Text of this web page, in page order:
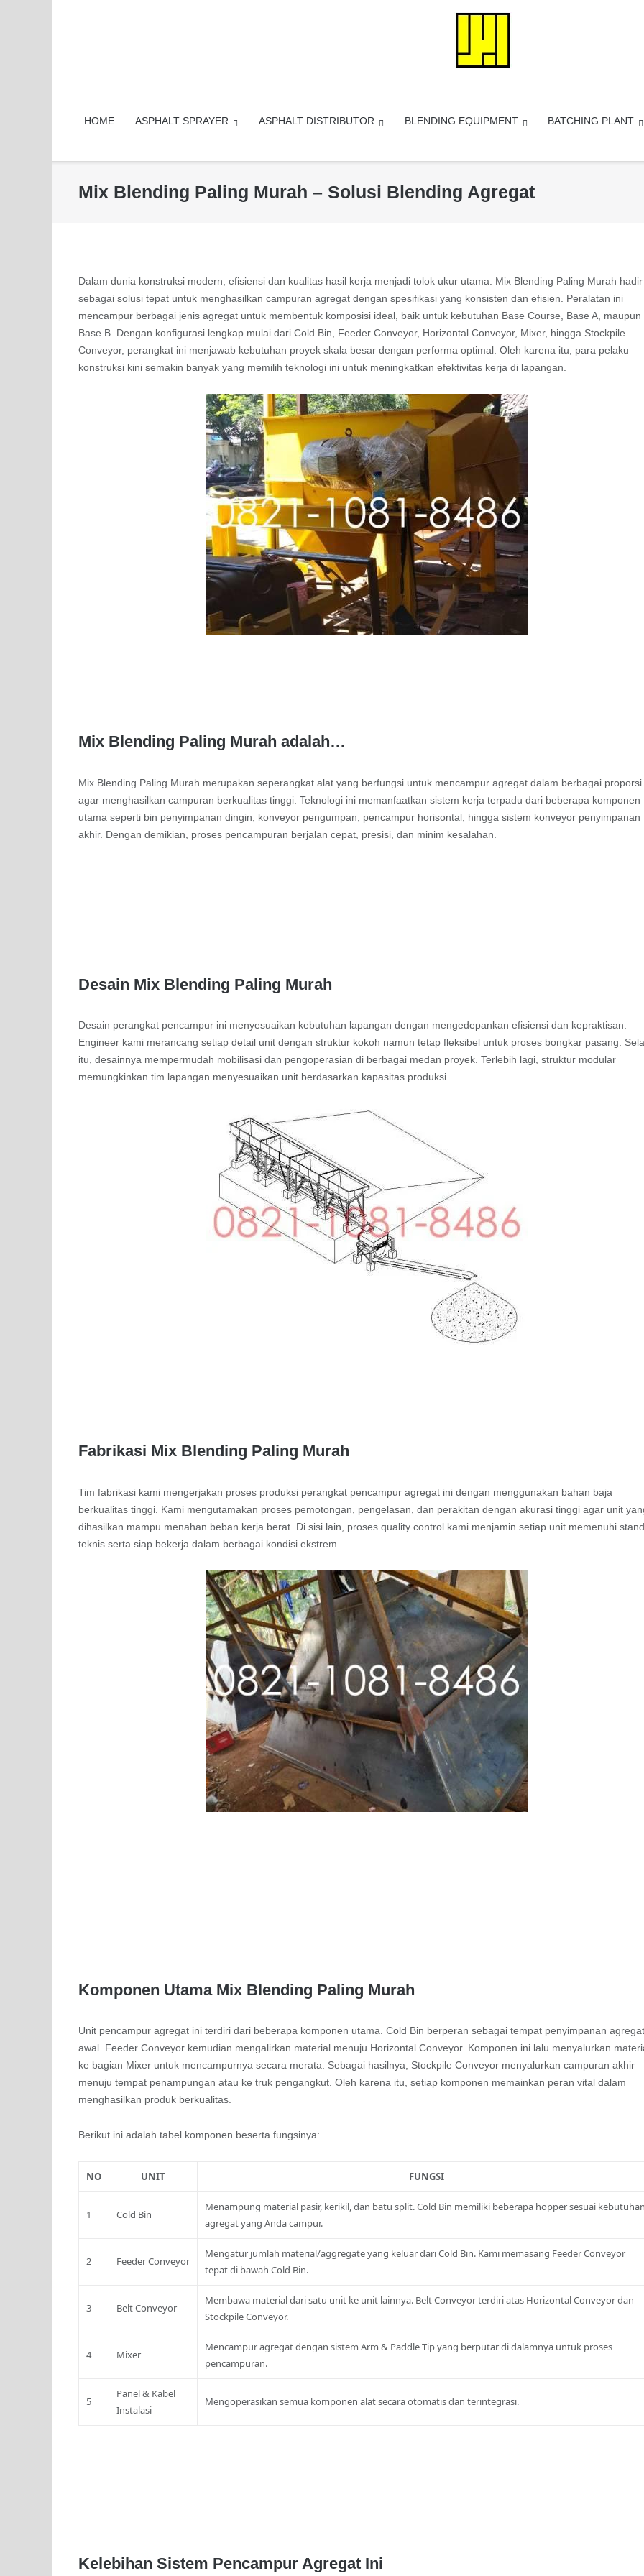
HOME ASPHALT SPRAYER ASPHALT DISTRIBUTOR BLENDING EQUIPMENT BATCHING PLANT
Mix Blending Paling Murah – Solusi Blending Agregat
Dalam dunia konstruksi modern, efisiensi dan kualitas hasil kerja menjadi tolok ukur utama. Mix Blending Paling Murah hadir
sebagai solusi tepat untuk menghasilkan campuran agregat dengan spesifikasi yang konsisten dan efisien. Peralatan ini
mencampur berbagai jenis agregat untuk membentuk komposisi ideal, baik untuk kebutuhan Base Course, Base A, maupun
Base B. Dengan konfigurasi lengkap mulai dari Cold Bin, Feeder Conveyor, Horizontal Conveyor, Mixer, hingga Stockpile
Conveyor, perangkat ini menjawab kebutuhan proyek skala besar dengan performa optimal. Oleh karena itu, para pelaku
konstruksi kini semakin banyak yang memilih teknologi ini untuk meningkatkan efektivitas kerja di lapangan.
Mix Blending Paling Murah adalah…
Mix Blending Paling Murah merupakan seperangkat alat yang berfungsi untuk mencampur agregat dalam berbagai proporsi
agar menghasilkan campuran berkualitas tinggi. Teknologi ini memanfaatkan sistem kerja terpadu dari beberapa komponen
utama seperti bin penyimpanan dingin, konveyor pengumpan, pencampur horisontal, hingga sistem konveyor penyimpanan
akhir. Dengan demikian, proses pencampuran berjalan cepat, presisi, dan minim kesalahan.
Desain Mix Blending Paling Murah
Desain perangkat pencampur ini menyesuaikan kebutuhan lapangan dengan mengedepankan efisiensi dan kepraktisan.
Engineer kami merancang setiap detail unit dengan struktur kokoh namun tetap fleksibel untuk proses bongkar pasang.
itu, desainnya mempermudah mobilisasi dan pengoperasian di berbagai medan proyek. Terlebih lagi, struktur modular
memungkinkan tim lapangan menyesuaikan unit berdasarkan kapasitas produksi.
Fabrikasi Mix Blending Paling Murah
Tim fabrikasi kami mengerjakan proses produksi perangkat pencampur agregat ini dengan menggunakan bahan baja
berkualitas tinggi. Kami mengutamakan proses pemotongan, pengelasan, dan perakitan dengan akurasi tinggi agar unit
dihasilkan mampu menahan beban kerja berat. Di sisi lain, proses quality control kami menjamin setiap unit memenuhi
teknis serta siap bekerja dalam berbagai kondisi ekstrem.
Komponen Utama Mix Blending Paling Murah
Unit pencampur agregat ini terdiri dari beberapa komponen utama. Cold Bin berperan sebagai tempat penyimpanan
awal. Feeder Conveyor kemudian mengalirkan material menuju Horizontal Conveyor. Komponen ini lalu menyalurkan
ke bagian Mixer untuk mencampurnya secara merata. Sebagai hasilnya, Stockpile Conveyor menyalurkan campuran akhir
menuju tempat penampungan atau ke truk pengangkut. Oleh karena itu, setiap komponen memainkan peran vital dalam
menghasilkan produk berkualitas.
Berikut ini adalah tabel komponen beserta fungsinya:
NO UNIT FUNGSI
1 Cold Bin
Menampung material pasir, kerikil, dan batu split. Cold Bin memiliki beberapa hopper sesuai
agregat yang Anda campur.
2 Feeder Conveyor
Mengatur jumlah material/aggregate yang keluar dari Cold Bin. Kami memasang Feeder Conveyor
tepat di bawah Cold Bin.
3 Belt Conveyor
Membawa material dari satu unit ke unit lainnya. Belt Conveyor terdiri atas Horizontal Conveyor dan
Stockpile Conveyor.
4 Mixer
Mencampur agregat dengan sistem Arm & Paddle Tip yang berputar di dalamnya untuk proses
pencampuran.
5
Panel & Kabel
Instalasi
Mengoperasikan semua komponen alat secara otomatis dan terintegrasi.
Kelebihan Sistem Pencampur Agregat Ini